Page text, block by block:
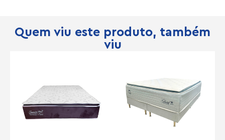
Quem viu este produto, também
viu